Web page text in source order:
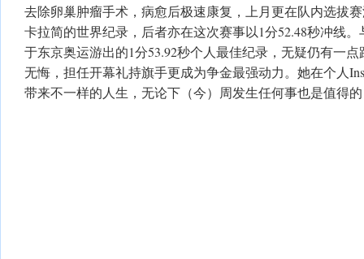
去除卵巢肿瘤手术，病愈后极速康复，上月更在队内选拔
卡拉简的世界纪录，后者亦在这次赛事以1分52.48秒冲线
于东京奥运游出的1分53.92秒个人最佳纪录，无疑仍有一点
无悔，担任开幕礼持旗手更成为争金最强动力。她在个人
带来不一样的人生，无论下（今）周发生任何事也是值得